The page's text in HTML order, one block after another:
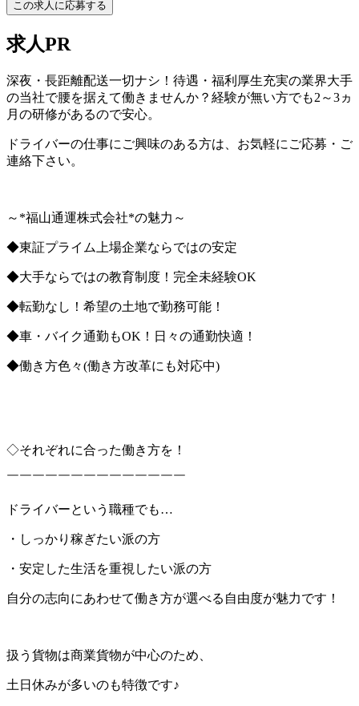
この求人に応募する
求人PR
深夜・長距離配送一切ナシ！待遇・福利厚生充実の業界大手
の当社で腰を据えて働きませんか？経験が無い方でも2～3ヵ
月の研修があるので安心。
ドライバーの仕事にご興味のある方は、お気軽にご応募・ご
連絡下さい。
～*福山通運株式会社*の魅力～
◆東証プライム上場企業ならではの安定
◆大手ならではの教育制度！完全未経験OK
◆転勤なし！希望の土地で勤務可能！
◆車・バイク通勤もOK！日々の通勤快適！
◆働き方色々(働き方改革にも対応中)
◇それぞれに合った働き方を！
￣￣￣￣￣￣￣￣￣￣￣￣￣￣
ドライバーという職種でも…
・しっかり稼ぎたい派の方
・安定した生活を重視したい派の方
自分の志向にあわせて働き方が選べる自由度が魅力です！
扱う貨物は商業貨物が中心のため、
土日休みが多いのも特徴です♪